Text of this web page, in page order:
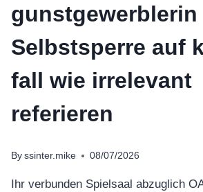
gunstgewerblerin
Selbstsperre auf
fall wie irrelevant
referieren
By ssinter.mike 08/07/2026
Ihr verbunden Spielsaal abzuglich